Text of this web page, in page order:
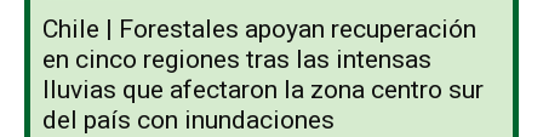
Chile | Forestales apoyan recuperación
en cinco regiones tras las intensas
lluvias que afectaron la zona centro sur
del país con inundaciones